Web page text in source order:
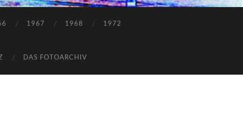
1967 1968 1972
DAS FOTOARCHIV